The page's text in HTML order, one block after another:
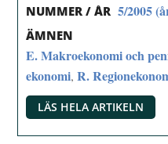
NUMMER / ÅR 5/2005
ÄMNEN
E. Makroekonomi och
ekonomi,R.
LÄS HELA ARTIKELN